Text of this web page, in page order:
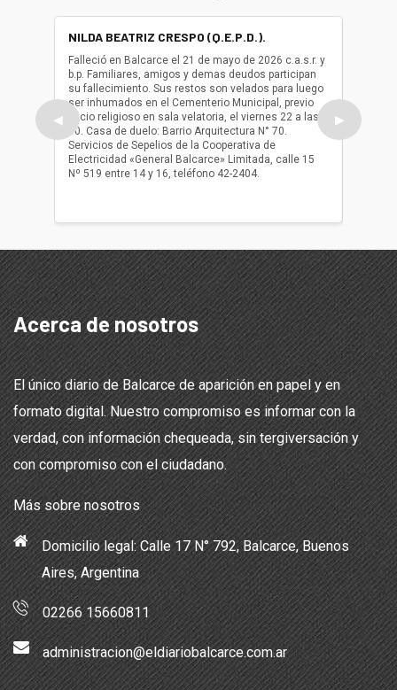
◀
NILDA BEATRIZ CRESPO (Q.E.P.D.).
Falleció en Balcarce el 21 de mayo de 2026 c.a.s.r. y
b.p. Familiares, amigos y demas deudos participan
su fallecimiento. Sus restos son velados para luego
ser inhumados en el Cementerio Municipal, previo
oficio religioso en sala velatoria, el viernes 22 a las
10. Casa de duelo: Barrio Arquitectura N° 70.
Servicios de Sepelios de la Cooperativa de
Electricidad «General Balcarce» Limitada, calle 15
Nº 519 entre 14 y 16, teléfono 42-2404.
ser
oficio
▶
Acerca de nosotros
El único diario de Balcarce de aparición en papel y en
formato digital. Nuestro compromiso es informar con la
verdad, con información chequeada, sin tergiversación y
con compromiso con el ciudadano.
Más sobre nosotros
Domicilio legal: Calle 17 N° 792, Balcarce, Buenos
Aires, Argentina
02266 15660811
administracion@eldiariobalcarce.com.ar